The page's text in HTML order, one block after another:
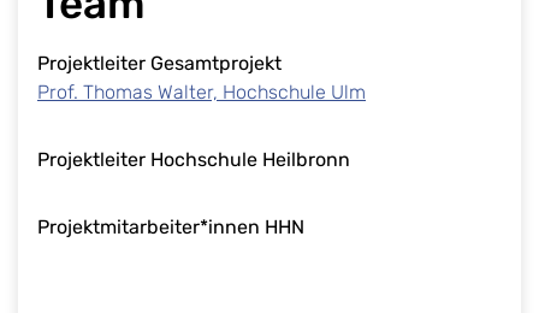
Projektleiter Gesamtprojekt
Prof. Thomas Walter, Hochschule Ulm
Projektleiter Hochschule Heilbronn
Projektmitarbeiter*innen HHN